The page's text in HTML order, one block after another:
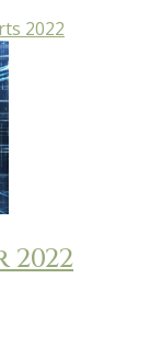
2022